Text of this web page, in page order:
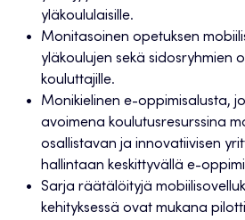
yläkoululaisille.
Monitasoinen opetuksen
yläkoulujen sekä sidosryhmien
kouluttajille.
Monikielinen e-oppimisalusta,
avoimena koulutusresurssina
osallistavan ja innovatiivisen
hallintaan keskittyvällä e-
Sarja räätälöityjä
kehityksessä ovat mukana